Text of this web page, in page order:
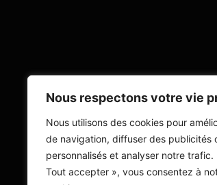
Nous respectons votre vie
Nous utilisons des cookies pour
de navigation, diffuser des publicités
personnalisés et analyser notre trafic.
Tout accepter », vous consentez à